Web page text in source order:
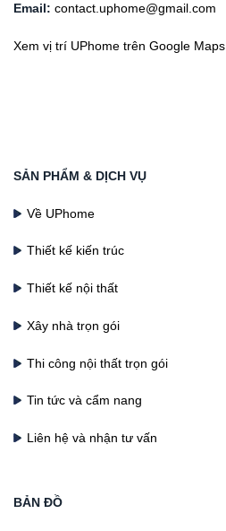
Email: contact.uphome@gmail.com
Xem vị trí UPhome trên Google Maps
SẢN PHẨM & DỊCH VỤ
Về UPhome
Thiết kế kiến trúc
Thiết kế nội thất
Xây nhà trọn gói
Thi công nội thất trọn gói
Tin tức và cẩm nang
Liên hệ và nhận tư vấn
BẢN ĐỒ